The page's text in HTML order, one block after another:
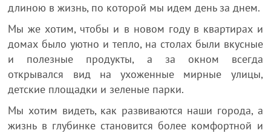
длиною в жизнь, по которой мы идем день за днем.
Мы же хотим, чтобы и в новом году в квартирах и
домах было уютно и тепло, на столах были вкусные
и полезные продукты, а за окном всегда
открывался вид на ухоженные мирные улицы,
детские площадки и зеленые парки.
Мы хотим видеть, как развиваются наши города, а
жизнь в глубинке становится более комфортной и